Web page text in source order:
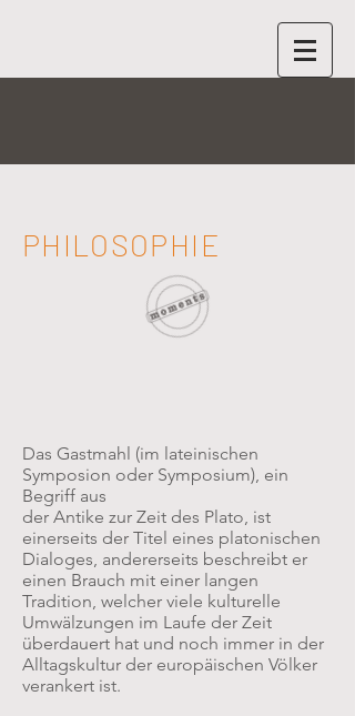
PHILOSOPHIE
Das Gastmahl (im lateinischen
Symposion oder Symposium), ein
Begriff aus
der Antike zur Zeit des Plato, ist
einerseits der Titel eines platonischen
Dialoges, andererseits beschreibt er
einen Brauch mit einer langen
Tradition, welcher viele kulturelle
Umwälzungen im Laufe der Zeit
überdauert hat und noch immer in der
Alltagskultur der europäischen Völker
verankert ist.